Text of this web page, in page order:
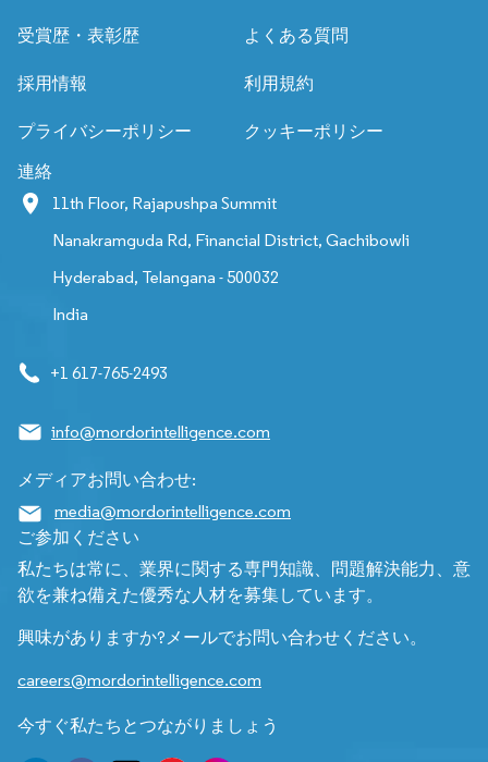
受賞歴・表彰歴 よくある質問
採用情報 利用規約
プライバシーポリシー クッキーポリシー
連絡
11th Floor, Rajapushpa Summit
Nanakramguda Rd, Financial District, Gachibowli
Hyderabad, Telangana - 500032
India
+1 617-765-2493
info@mordorintelligence.com
メディアお問い合わせ:
media@mordorintelligence.com
ご参加ください
私たちは常に、業界に関する専門知識、問題解決能力、意
欲を兼ね備えた優秀な人材を募集しています。
興味がありますか?メールでお問い合わせください。
careers@mordorintelligence.com
今すぐ私たちとつながりましょう